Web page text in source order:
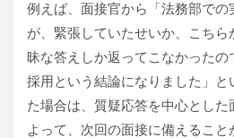
例えば、面接官から「法務部での
が、緊張していたせいか、こち
昧な答えしか返ってこなかったの
採用という結論になりました」と
た場合は、質疑応答を中心とした
よって、次回の面接に備えること